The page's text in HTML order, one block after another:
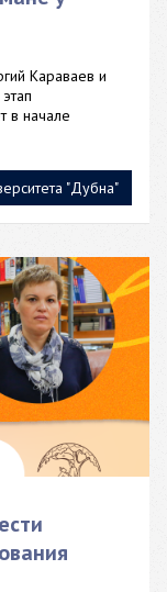
"Дубна"
Караваев и
в начале